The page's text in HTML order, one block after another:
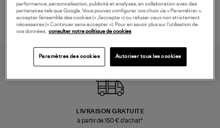
LIVRAISON GRATUITE
à partir de 150 € d'achat*
performance, personnalisation, publicité et analyses, en collaboration avec des
partenaires tels que Google. Vous pouvez configurer vos choix via « Paramétrer »,
accepter l’ensemble des cookies (« J’accepte ») ou refuser ceux non strictement
nécessaires (« Continuer sans accepter »). Pour en savoir plus sur l’utilisation de
vos données,
consulter notre politique de cookies
Paramètres des cookies Autoriser tous les cookies